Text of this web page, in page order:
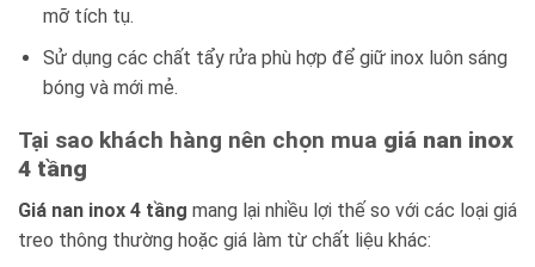
mỡ tích tụ.
Sử dụng các chất tẩy rửa phù hợp để giữ inox luôn sáng
bóng và mới mẻ.
Tại sao khách hàng nên chọn mua giá nan inox
4 tầng
Giá nan inox 4 tầng mang lại nhiều lợi thế so với các loại giá
treo thông thường hoặc giá làm từ chất liệu khác: